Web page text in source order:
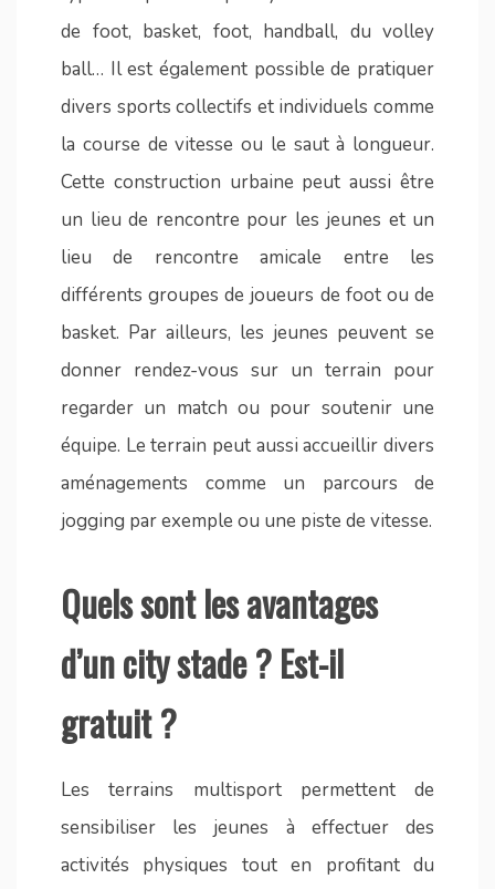
de foot, basket, foot, handball, du volley
ball… Il est également possible de pratiquer
divers sports collectifs et individuels comme
la course de vitesse ou le saut à longueur.
Cette construction urbaine peut aussi être
un lieu de rencontre pour les jeunes et un
lieu de rencontre amicale entre les
différents groupes de joueurs de foot ou de
basket. Par ailleurs, les jeunes peuvent se
donner rendez-vous sur un terrain pour
regarder un match ou pour soutenir une
équipe. Le terrain peut aussi accueillir divers
aménagements comme un parcours de
jogging par exemple ou une piste de vitesse.
Quels sont les avantages
d’un city stade ? Est-il
gratuit ?
Les terrains multisport permettent de
sensibiliser les jeunes à effectuer des
activités physiques tout en profitant du